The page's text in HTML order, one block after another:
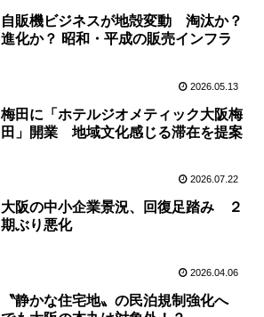
自販機ビジネスが地殻変動 淘汰か？
進化か？ 昭和・平成の販売インフラ
2026.05.13
梅田に「ホテルジオメティック大阪梅
田」開業 地域文化感じる滞在を提案
2026.07.22
大阪の中小企業景況、回復足踏み ２
期ぶり悪化
2026.04.06
〝静かな住宅地〟の民泊規制強化へ